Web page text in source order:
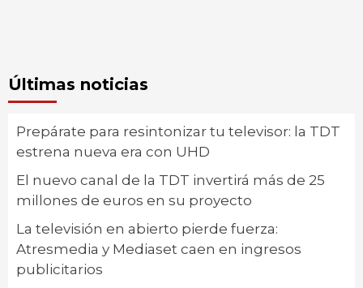
Últimas noticias
Prepárate para resintonizar tu televisor: la TDT
estrena nueva era con UHD
El nuevo canal de la TDT invertirá más de 25
millones de euros en su proyecto
La televisión en abierto pierde fuerza:
Atresmedia y Mediaset caen en ingresos
publicitarios